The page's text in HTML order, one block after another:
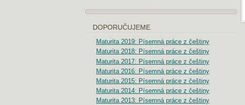
DOPORUČUJEME
Maturita 2019: Písemná práce z češtiny
Maturita 2018: Písemná práce z češtiny
Maturita 2017: Písemná práce z češtiny
Maturita 2016: Písemná práce z češtiny
Maturita 2015: Písemná práce z češtiny
Maturita 2014: Písemná práce z češtiny
Maturita 2013: Písemná práce z češtiny